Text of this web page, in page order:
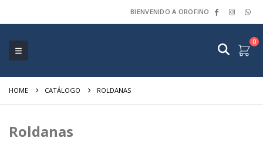
BIENVENIDO A OROFINO
0
HOME CATÁLOGO ROLDANAS
Roldanas